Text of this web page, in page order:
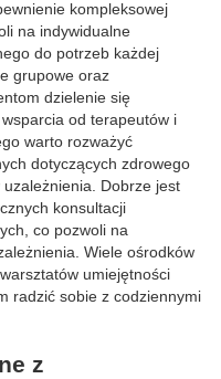
kompleksowej
na indywidualne
do potrzeb każdej
grupowe oraz
dzielenie się
od terapeutów i
warto rozważyć
dotyczących zdrowego
Dobrze jest
konsultacji
co pozwoli na
Wiele ośrodków
umiejętności
radzić sobie z codziennymi
z